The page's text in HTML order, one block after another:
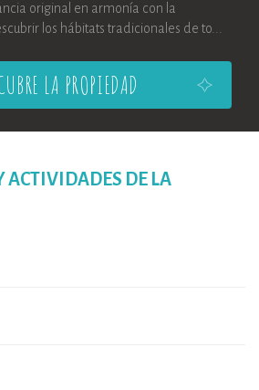
original en armonía con la
los hábitats tradicionales de to...
LA PROPIEDAD
ACTIVIDADES DE LA